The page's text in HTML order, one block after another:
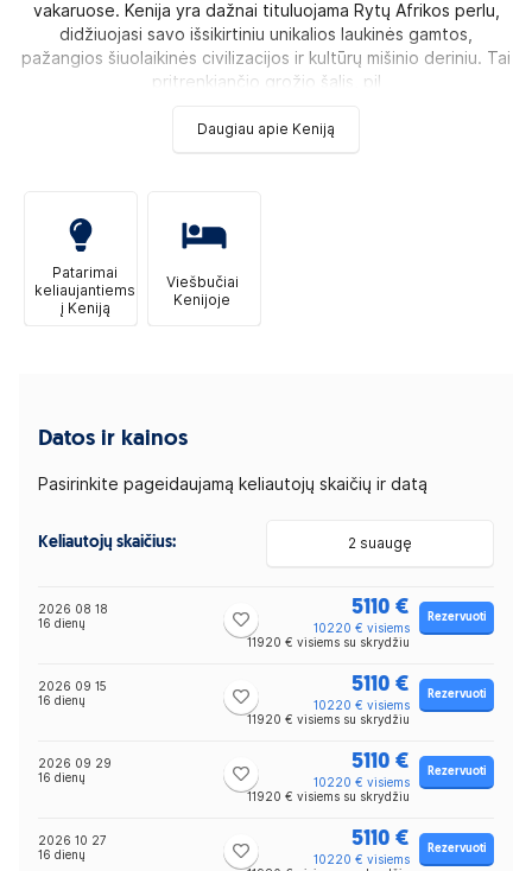
vakaruose. Kenija yra dažnai tituluojama Rytų Afrikos perlu,
didžiuojasi savo išsikirtiniu unikalios laukinės gamtos,
pažangios šiuolaikinės civilizacijos ir kultūrų mišinio deriniu. Tai
pritrenkiančio grožio šalis, pil
Daugiau apie Keniją
Patarimai
keliaujantiems
į Keniją
Viešbučiai
Kenijoje
Datos ir kainos
Pasirinkite pageidaujamą keliautojų skaičių ir datą
Keliautojų skaičius: 2 suaugę
2026 08 18
16 dienų
5110 €
10220 € visiems
11920 € visiems su skrydžiu
Rezervuoti
2026 09 15
16 dienų
5110 €
10220 € visiems
11920 € visiems su skrydžiu
Rezervuoti
2026 09 29
16 dienų
5110 €
10220 € visiems
11920 € visiems su skrydžiu
Rezervuoti
2026 10 27
16 dienų
5110 €
10220 € visiems
Rezervuoti